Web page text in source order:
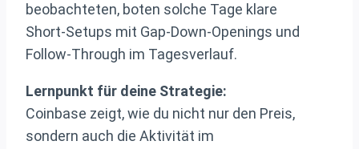
beobachteten, boten solche Tage klare
Short‑Setups mit Gap‑Down‑Openings und
Follow‑Through im Tagesverlauf.
Lernpunkt für deine Strategie:
Coinbase zeigt, wie du nicht nur den Preis,
sondern auch die Aktivität im